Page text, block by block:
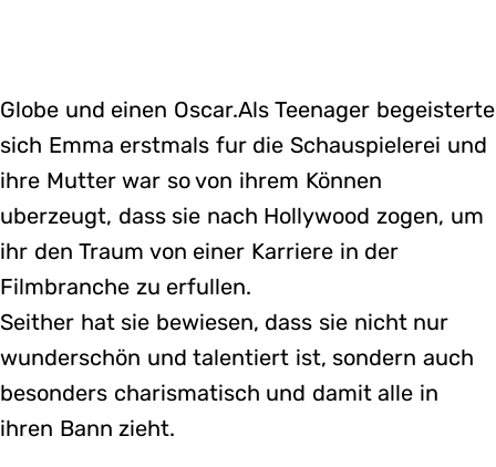
Globe und einen Oscar.Als Teenager begeisterte
sich Emma erstmals fur die Schauspielerei und
ihre Mutter war so von ihrem Können
uberzeugt, dass sie nach Hollywood zogen, um
ihr den Traum von einer Karriere in der
Filmbranche zu erfullen.
Seither hat sie bewiesen, dass sie nicht nur
wunderschön und talentiert ist, sondern auch
besonders charismatisch und damit alle in
ihren Bann zieht.